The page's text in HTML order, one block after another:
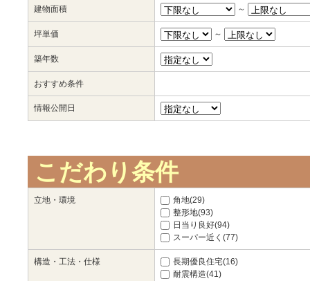
建物面積 ～
坪単価 ～
築年数
おすすめ条件
情報公開日
こだわり条件
立地・環境
角地(29)
整形地(93)
日当り良好(94)
スーパー近く(77)
構造・工法・仕様
長期優良住宅(16)
耐震構造(41)